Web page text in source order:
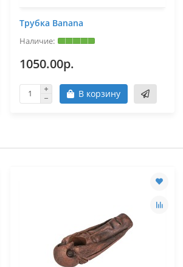
Трубка Banana
1050.00р.
В корзину